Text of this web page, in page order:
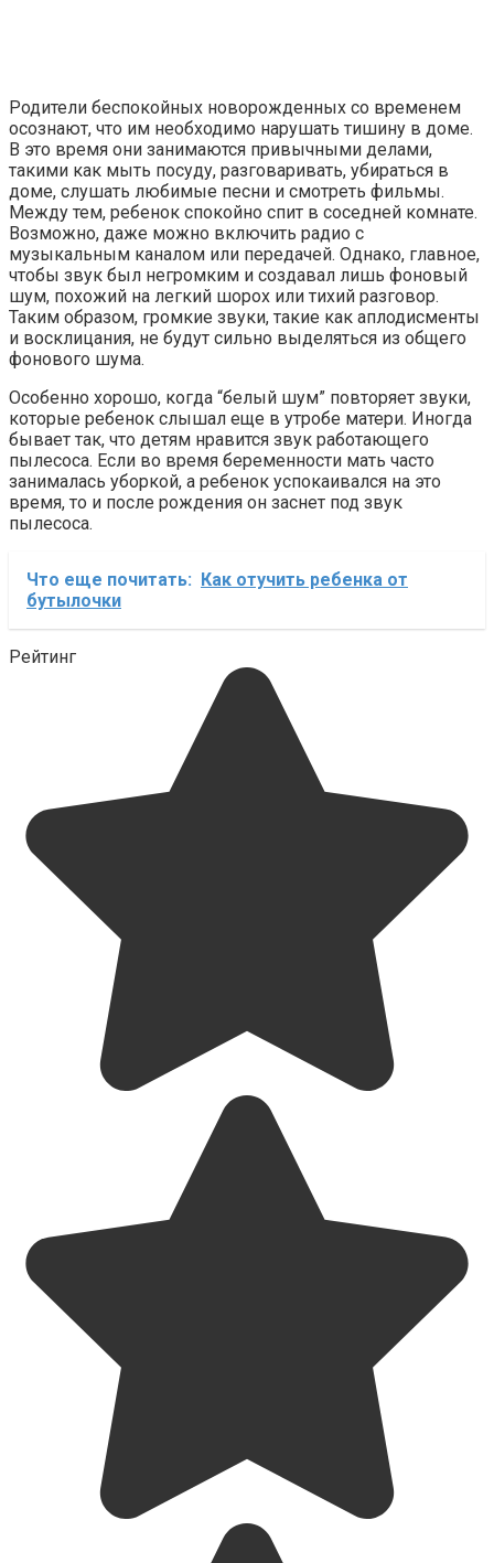
Родители беспокойных новорожденных со временем
осознают, что им необходимо нарушать тишину в доме.
В это время они занимаются привычными делами,
такими как мыть посуду, разговаривать, убираться в
доме, слушать любимые песни и смотреть фильмы.
Между тем, ребенок спокойно спит в соседней комнате.
Возможно, даже можно включить радио с
музыкальным каналом или передачей. Однако, главное,
чтобы звук был негромким и создавал лишь фоновый
шум, похожий на легкий шорох или тихий разговор.
Таким образом, громкие звуки, такие как аплодисменты
и восклицания, не будут сильно выделяться из общего
фонового шума.
Особенно хорошо, когда “белый шум” повторяет звуки,
которые ребенок слышал еще в утробе матери. Иногда
бывает так, что детям нравится звук работающего
пылесоса. Если во время беременности мать часто
занималась уборкой, а ребенок успокаивался на это
время, то и после рождения он заснет под звук
пылесоса.
Что еще почитать:
Как отучить ребенка от
бутылочки
Рейтинг